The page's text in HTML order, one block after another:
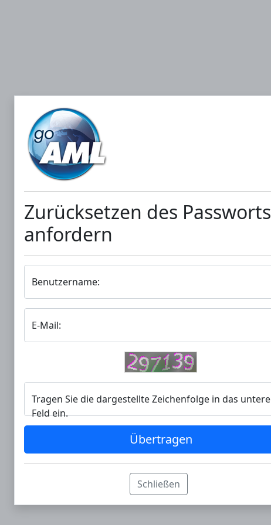
Zurücksetzen des Passworts
anfordern
Benutzername:
E-Mail:
Tragen Sie die dargestellte Zeichenfolge in das untere
Feld ein.
Übertragen
Schließen